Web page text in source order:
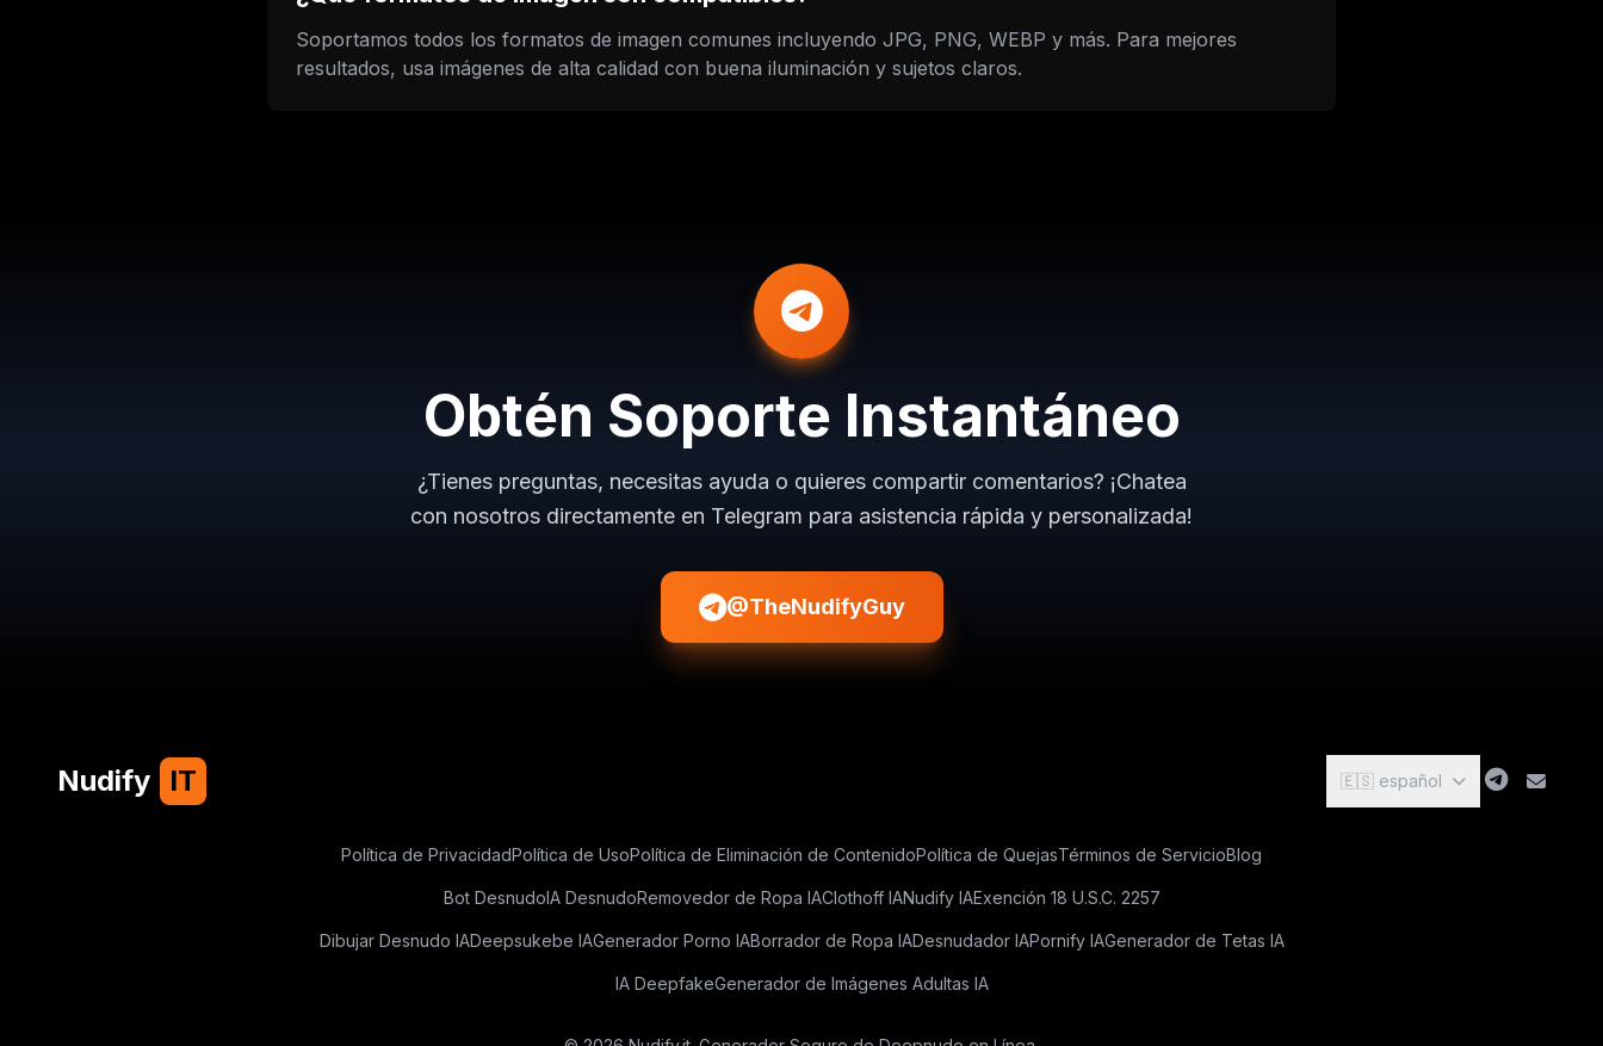
Soportamos todos los formatos de imagen comunes incluyendo JPG, PNG, WEBP y más. Para mejores
resultados, usa imágenes de alta calidad con buena iluminación y sujetos claros.
Obtén Soporte Instantáneo
¿Tienes preguntas, necesitas ayuda o quieres compartir comentarios? ¡Chatea
con nosotros directamente en Telegram para asistencia rápida y personalizada!
@TheNudifyGuy
Nudify IT 🇪🇸 español
Política de PrivacidadPolítica de UsoPolítica de Eliminación de ContenidoPolítica de QuejasTérminos de ServicioBlog
Bot DesnudoIA DesnudoRemovedor de Ropa IAClothoff IANudify IAExención 18 U.S.C. 2257
Dibujar Desnudo IADeepsukebe IAGenerador Porno IABorrador de Ropa IADesnudador IAPornify IAGenerador de Tetas IA
IA DeepfakeGenerador de Imágenes Adultas IA